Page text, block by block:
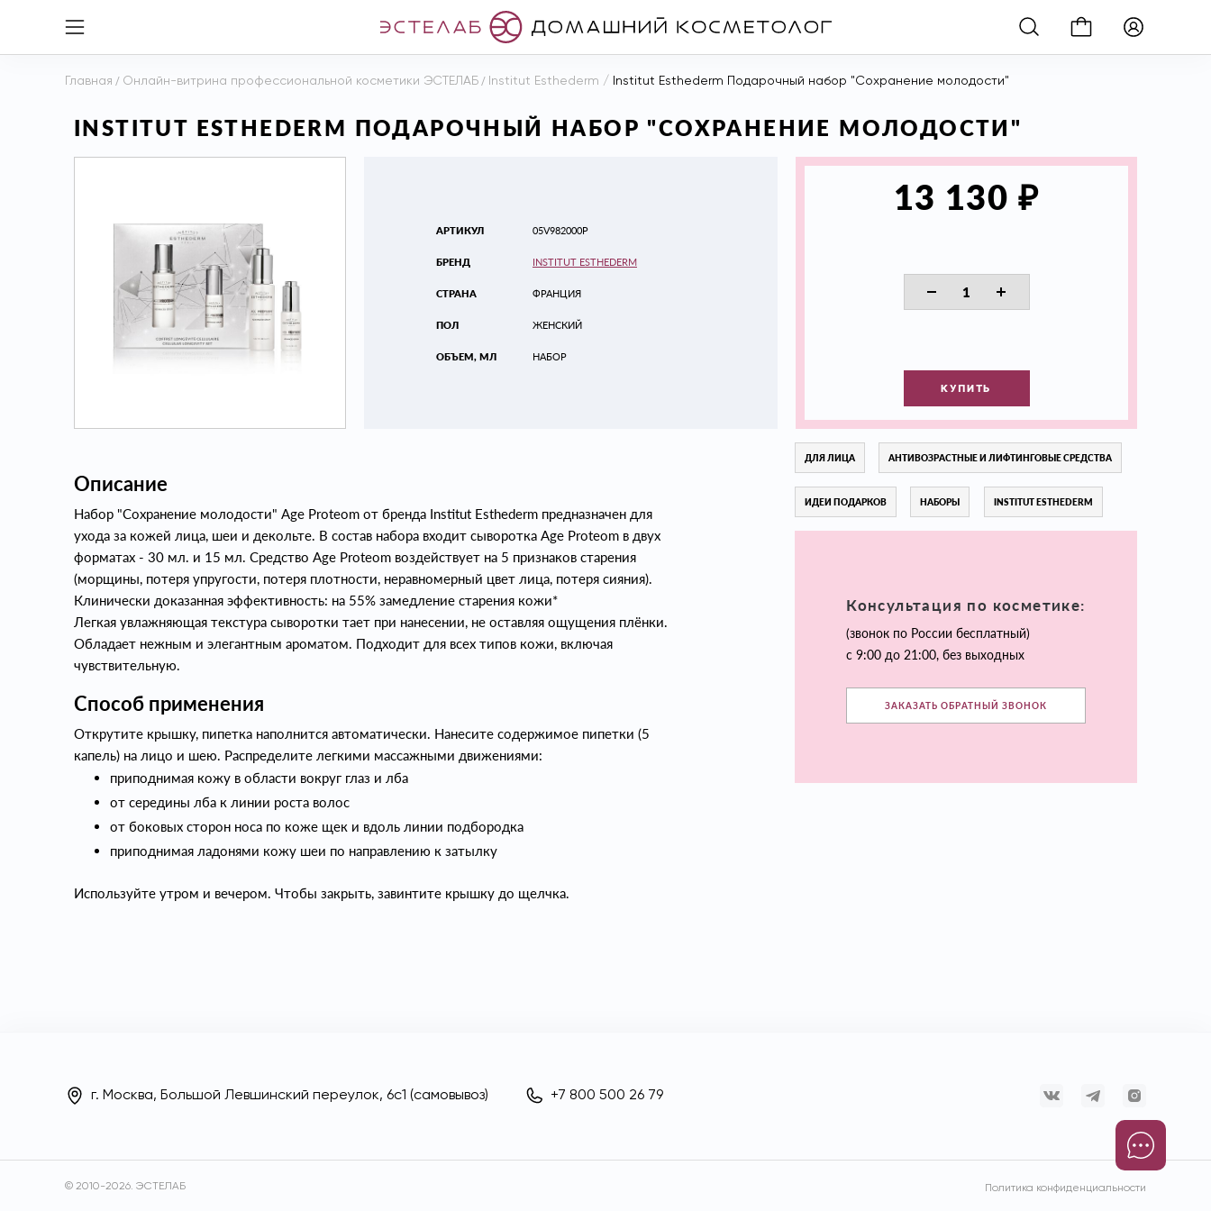
Главная / Онлайн-витрина профессиональной косметики ЭСТЕЛАБ / Institut Esthederm / Institut Esthederm Подарочный набор "Сохранение молодости"
INSTITUT ESTHEDERM ПОДАРОЧНЫЙ НАБОР "СОХРАНЕНИЕ МОЛОДОСТИ"
АРТИКУЛ
БРЕНД
СТРАНА
ПОЛ
ОБЪЕМ, МЛ
05V982000P
INSTITUT ESTHEDERM
ФРАНЦИЯ
ЖЕНСКИЙ
НАБОР
13 130 ₽
КУПИТЬ
Описание
Набор "Сохранение молодости" Age Proteom от бренда Institut Esthederm предназначен для
ухода за кожей лица, шеи и декольте. В состав набора входит сыворотка Age Proteom в двух
форматах - 30 мл. и 15 мл. Средство Age Proteom воздействует на 5 признаков старения
(морщины, потеря упругости, потеря плотности, неравномерный цвет лица, потеря сияния).
Клинически доказанная эффективность: на 55% замедление старения кожи*
Легкая увлажняющая текстура сыворотки тает при нанесении, не оставляя ощущения плёнки.
Обладает нежным и элегантным ароматом. Подходит для всех типов кожи, включая
чувствительную.
Способ применения
Открутите крышку, пипетка наполнится автоматически. Нанесите содержимое пипетки (5
капель) на лицо и шею. Распределите легкими массажными движениями:
приподнимая кожу в области вокруг глаз и лба
от середины лба к линии роста волос
от боковых сторон носа по коже щек и вдоль линии подбородка
приподнимая ладонями кожу шеи по направлению к затылку
Используйте утром и вечером. Чтобы закрыть, завинтите крышку до щелчка.
ДЛЯ ЛИЦА АНТИВОЗРАСТНЫЕ И ЛИФТИНГОВЫЕ СРЕДСТВА
ИДЕИ ПОДАРКОВ НАБОРЫ INSTITUT ESTHEDERM
Консультация по косметике:
(звонок по России бесплатный)
с 9:00 до 21:00, без выходных
ЗАКАЗАТЬ ОБРАТНЫЙ ЗВОНОК
г. Москва, Большой Левшинский переулок, 6с1 (самовывоз) +7 800 500 26 79
© 2010-2026. ЭСТЕЛАБ Политика конфиденциальности